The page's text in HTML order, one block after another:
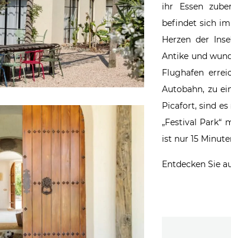
ihr Essen
befindet sich
Herzen der
Antike und
Flughafen
Autobahn, zu
Picafort, sind
„Festival Park“
ist nur 15
Entdecken Sie